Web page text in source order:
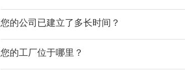
您的公司已建立了多长时间？
您的工厂位于哪里？